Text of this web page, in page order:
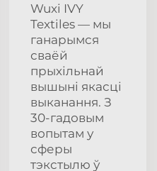
Wuxi IVY
Textiles — мы
ганарымся
сваёй
прыхільнай
вышыні якасці
выканання. З
30-гадовым
вопытам у
сферы
тэкстылю ў